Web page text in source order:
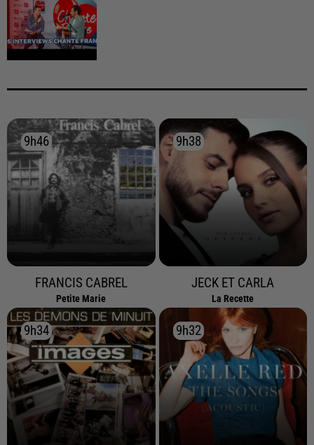
9h46
9h46
FRANCIS CABREL
Petite Marie
9h38
9h38
JECK ET CARLA
La Recette
9h34
9h34 9h32
9h32